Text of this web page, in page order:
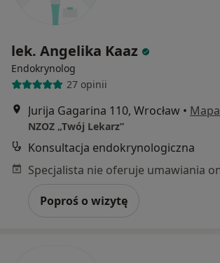
lek. Angelika Kaaz
Endokrynolog
27 opinii
Jurija Gagarina 110, Wrocław • Mapa
NZOZ „Twój Lekarz”
Konsultacja endokrynologiczna
Poproś o wizytę